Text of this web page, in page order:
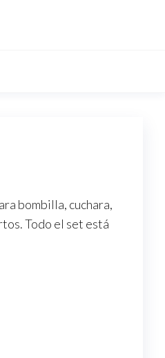
bombilla, cuchara,
Todo el set está